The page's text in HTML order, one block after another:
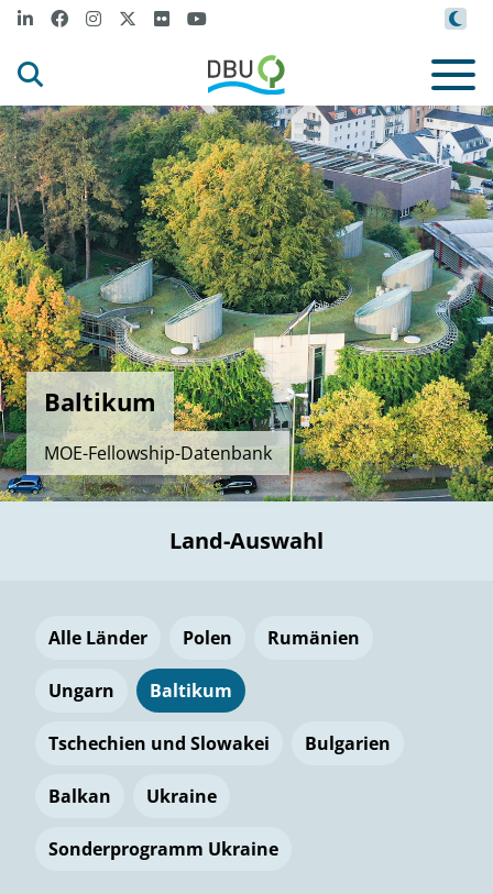
Baltikum
MOE-Fellowship-Datenbank
Land-Auswahl
Alle Länder Polen Rumänien
Ungarn Baltikum
Tschechien und Slowakei Bulgarien
Balkan Ukraine
Sonderprogramm Ukraine